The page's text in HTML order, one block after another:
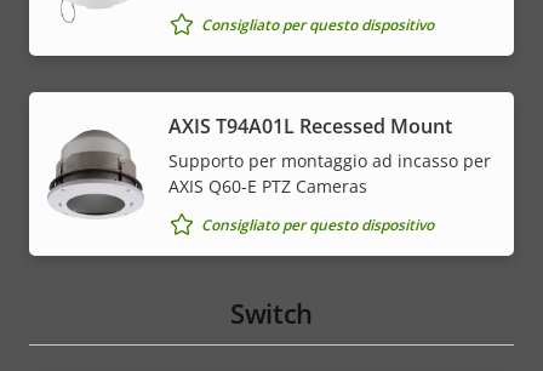
Consigliato per questo dispositivo
AXIS T94A01L Recessed Mount
Supporto per montaggio ad incasso per
AXIS Q60-E PTZ Cameras
Consigliato per questo dispositivo
Switch